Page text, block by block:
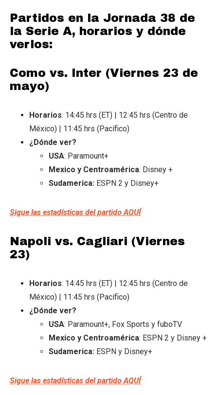
Partidos en la Jornada 38 de
la Serie A, horarios y dónde
verlos:
Como vs. Inter (Viernes 23 de
mayo)
Horarios: 14:45 hrs (ET) | 12:45 hrs (Centro de
México) | 11:45 hrs (Pacífico)
¿Dónde ver?
USA: Paramount+
Mexico y Centroamérica: Disney +
Sudamerica: ESPN 2 y Disney+
Sigue las estadísticas del partido AQUÍ
Napoli vs. Cagliari (Viernes
23)
Horarios: 14:45 hrs (ET) | 12:45 hrs (Centro de
México) | 11:45 hrs (Pacífico)
¿Dónde ver?
USA: Paramount+, Fox Sports y fuboTV.
Mexico y Centroamérica: ESPN 2 y Disney +
Sudamerica: ESPN y Disney+
Sigue las estadísticas del partido AQUÍ